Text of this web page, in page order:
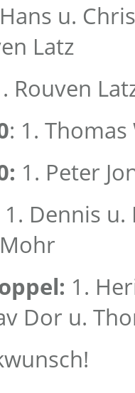
u.
Latz
Rouven
: 1.
1. Peter
1. Dennis u.
1.
Dor u.